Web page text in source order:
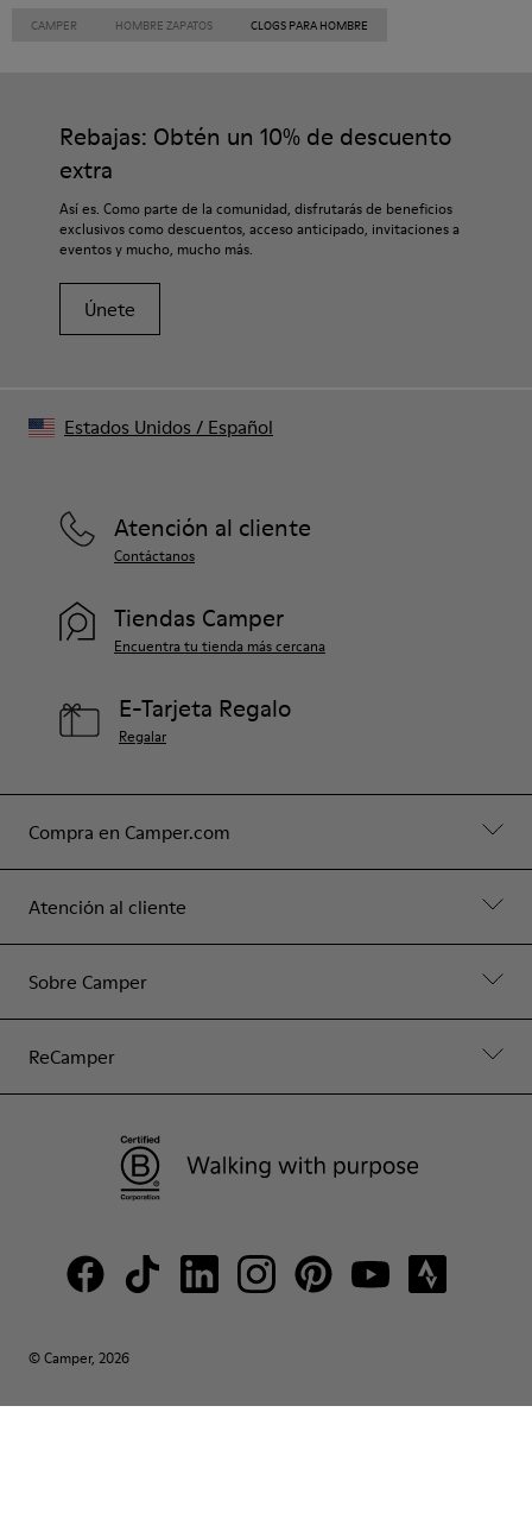
CAMPER HOMBRE ZAPATOS CLOGS PARA HOMBRE
Rebajas: Obtén un 10% de descuento
extra
Así es. Como parte de la comunidad, disfrutarás de beneficios
exclusivos como descuentos, acceso anticipado, invitaciones a
eventos y mucho, mucho más.
Únete
Compra en Camper.com
Atención al cliente
Sobre Camper
ReCamper
Atención al cliente
Contáctanos
Tiendas Camper
Encuentra tu tienda más cercana
E-Tarjeta Regalo
Regalar
© Camper, 2026
Estados Unidos / Español